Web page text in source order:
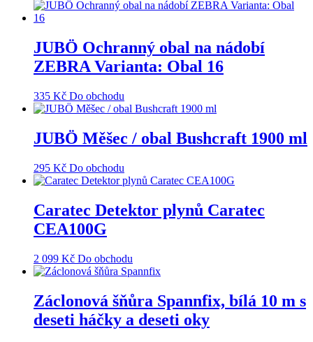
JUBÖ Ochranný obal na nádobí
ZEBRA Varianta: Obal 16
335 Kč Do obchodu
JUBÖ Měšec / obal Bushcraft 1900 ml
295 Kč Do obchodu
Caratec Detektor plynů Caratec
CEA100G
2 099 Kč Do obchodu
Záclonová šňůra Spannfix, bílá 10 m s
deseti háčky a deseti oky